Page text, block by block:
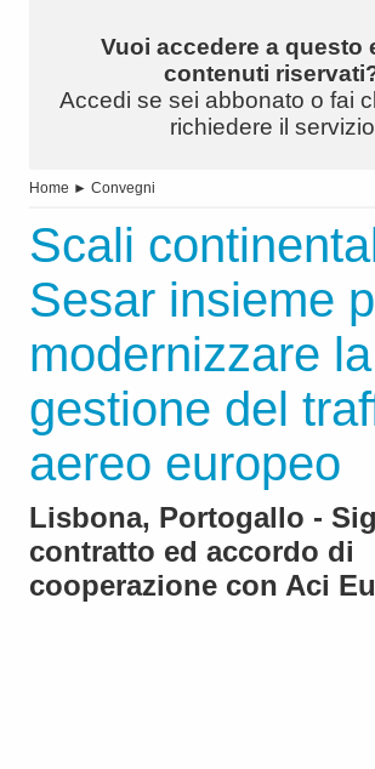
Vuoi accedere a questo
contenuti
Accedi se sei abbonato o fai
richiedere il servizio
Home ► Convegni
Scali
Sesar insieme
modernizzare la
gestione del
aereo europeo
Lisbona, Portogallo -
contratto ed accordo di
cooperazione con Aci